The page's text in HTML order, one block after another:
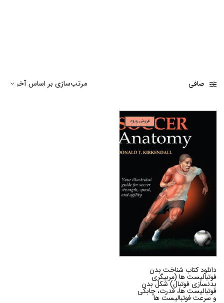
صافی
فروش ویژه
دانلود کتاب شناخت بدن
فوتبالیست ها (مربیگری
بدنسازی فوتبال) شکل بدن
فوتبالیست ها، قدرت، چابکی
و سرعت فوتبالیست ها